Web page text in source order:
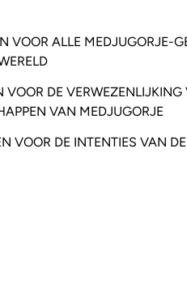
VOOR ALLE MEDJUGORJE-
DE VERWEZENLIJKING
VAN MEDJUGORJE
VOOR DE INTENTIES VAN